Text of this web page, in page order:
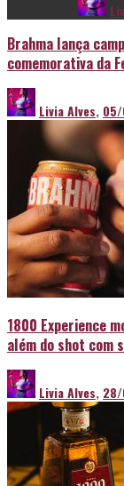
Brahma lança
comemorativa da
Livia Alves,
1800 Experience
além do shot com
Livia Alves,